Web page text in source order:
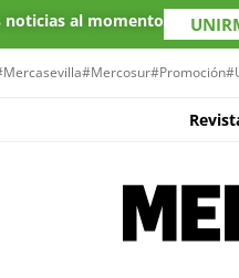
noticias al momento
#Mercosur#Promoción